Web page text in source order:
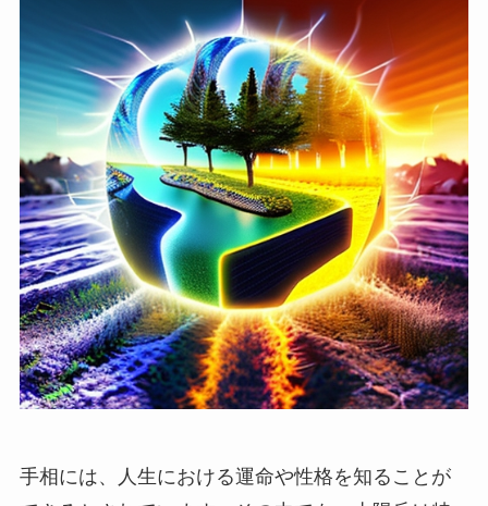
手相には、人生における運命や性格を知ることが